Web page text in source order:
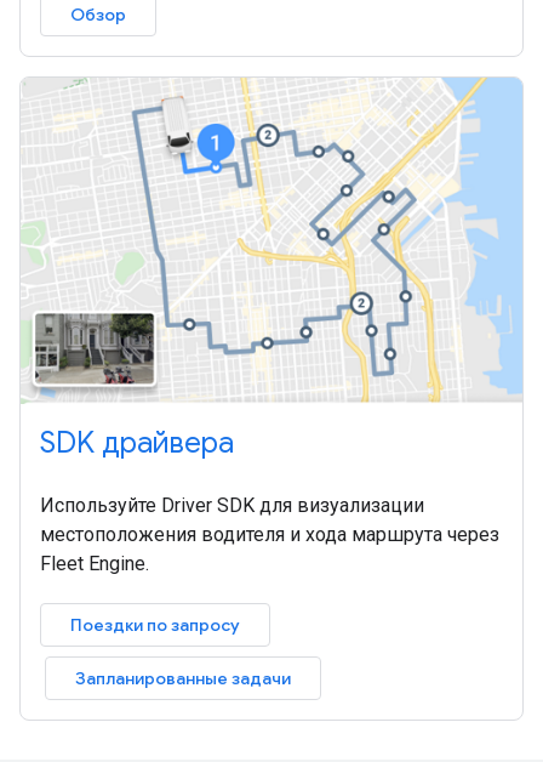
Обзор
SDK драйвера
Используйте Driver SDK для визуализации
местоположения водителя и хода маршрута через
Fleet Engine.
Поездки по запросу
Запланированные задачи